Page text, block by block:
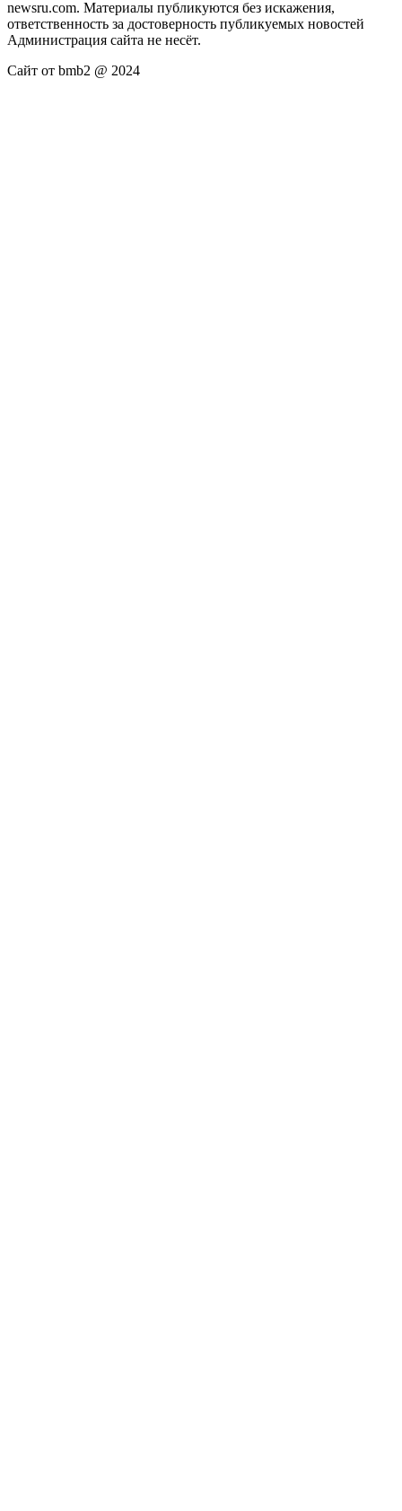
newsru.com. Материалы публикуются без искажения,
ответственность за достоверность публикуемых новостей
Администрация сайта не несёт.
Сайт от bmb2 @ 2024